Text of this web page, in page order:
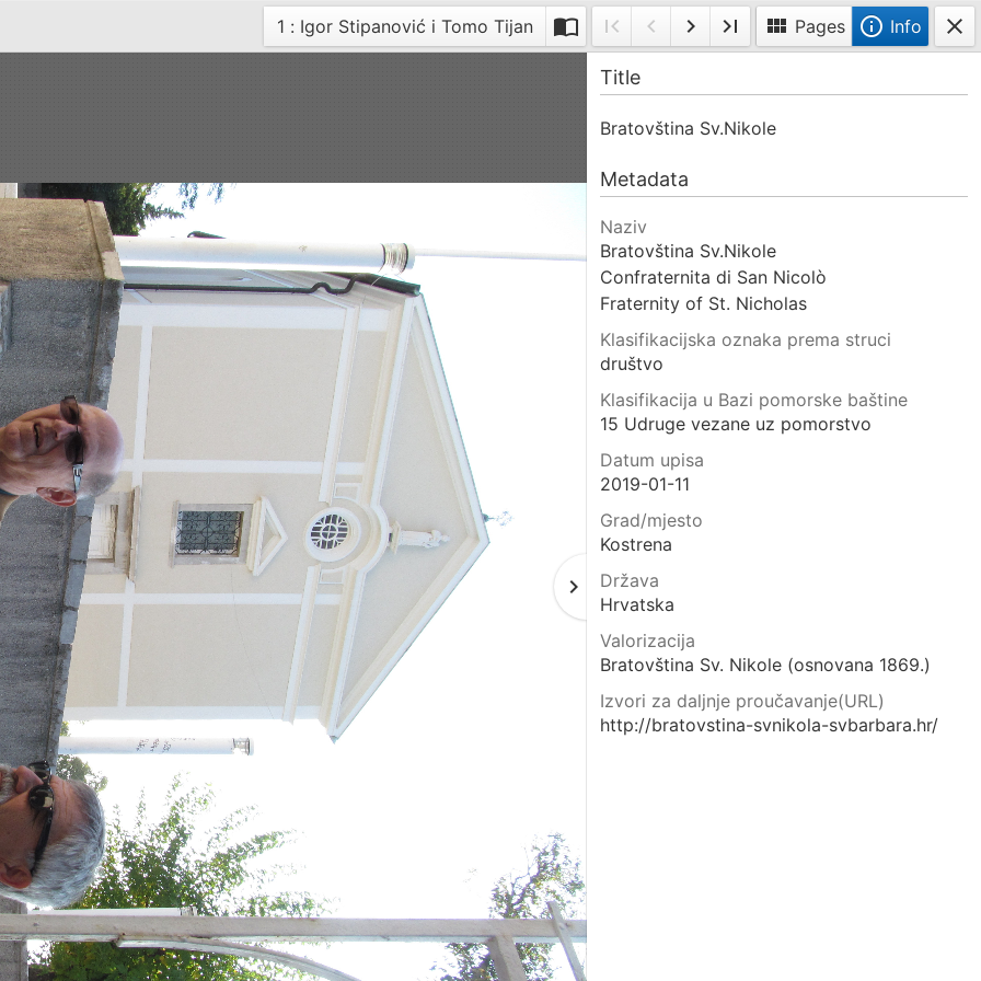
Current
page
1 : Igor Stipanović i Tomo Tijan import_contacts
Toggle
double-
first_page
First
page
navigate_before
Previous
navigate_next
Next
last_page
Last
view_module Pages info_outline Info close
navigate_next
Next
page
Info
Title
Bratovština Sv.Nikole
Metadata
Naziv
Bratovština Sv.Nikole
Confraternita di San Nicolò
Fraternity of St. Nicholas
Klasifikacijska oznaka prema struci
društvo
Klasifikacija u Bazi pomorske baštine
15 Udruge vezane uz pomorstvo
Datum upisa
2019-01-11
Grad/mjesto
Kostrena
Država
Hrvatska
Valorizacija
Bratovština Sv. Nikole (osnovana 1869.)
Izvori za daljnje proučavanje(URL)
http://bratovstina-svnikola-svbarbara.hr/